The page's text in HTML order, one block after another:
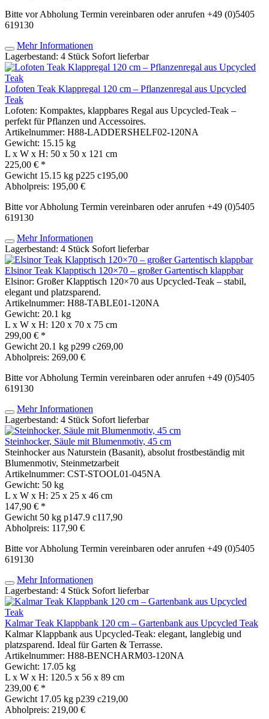
Bitte vor Abholung Termin vereinbaren oder anrufen +49 (0)5405
619130
Mehr Informationen
Lagerbestand: 4 Stück Sofort lieferbar
Lofoten Teak Klappregal 120 cm – Pflanzenregal aus Upcycled
Teak
Lofoten: Kompaktes, klappbares Regal aus Upcycled-Teak –
perfekt für Pflanzen und Accessoires.
Artikelnummer: H88-LADDERSHELF02-120NA
Gewicht: 15.15 kg
L x W x H: 50 x 50 x 121 cm
225,00 € *
Gewicht 15.15 kg p225 c195,00
Abholpreis: 195,00 €
Bitte vor Abholung Termin vereinbaren oder anrufen +49 (0)5405
619130
Mehr Informationen
Lagerbestand: 4 Stück Sofort lieferbar
Elsinor Teak Klapptisch 120×70 – großer Gartentisch klappbar
Elsinor: Großer Klapptisch 120×70 aus Upcycled-Teak – stabil,
elegant und platzsparend.
Artikelnummer: H88-TABLE01-120NA
Gewicht: 20.1 kg
L x W x H: 120 x 70 x 75 cm
299,00 € *
Gewicht 20.1 kg p299 c269,00
Abholpreis: 269,00 €
Bitte vor Abholung Termin vereinbaren oder anrufen +49 (0)5405
619130
Mehr Informationen
Lagerbestand: 4 Stück Sofort lieferbar
Steinhocker, Säule mit Blumenmotiv, 45 cm
Steinhocker aus Naturstein (Basanit), absolut frostbeständig mit
Blumenmotiv, Steinmetzarbeit
Artikelnummer: CST-STOOL01-045NA
Gewicht: 50 kg
L x W x H: 25 x 25 x 46 cm
147,90 € *
Gewicht 50 kg p147.9 c117,90
Abholpreis: 117,90 €
Bitte vor Abholung Termin vereinbaren oder anrufen +49 (0)5405
619130
Mehr Informationen
Lagerbestand: 4 Stück Sofort lieferbar
Kalmar Teak Klappbank 120 cm – Gartenbank aus Upcycled Teak
Kalmar Klappbank aus Upcycled-Teak: elegant, langlebig und
platzsparend. Ideal für Garten & Terrasse.
Artikelnummer: H88-BENCHARM03-120NA
Gewicht: 17.05 kg
L x W x H: 120.5 x 56 x 89 cm
239,00 € *
Gewicht 17.05 kg p239 c219,00
Abholpreis: 219,00 €